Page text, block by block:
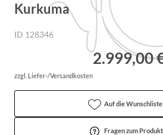
Kurkuma
ID 128346
2.999,00
zzgl. Liefer-/Versandkosten
Auf die Wunschliste
Fragen zum Produkt